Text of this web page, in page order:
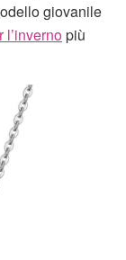
giovanile
l’invernopiù